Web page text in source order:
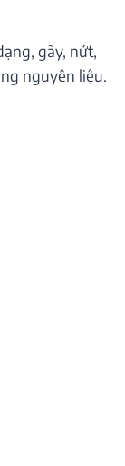
gãy, nứt,
nguyên liệu.